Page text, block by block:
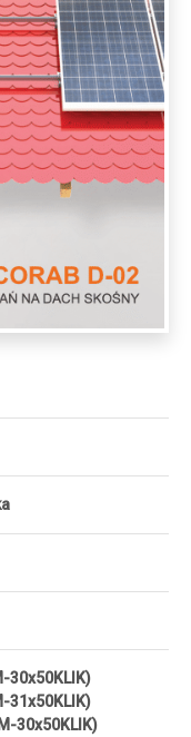
30x50KLIK)
31x50KLIK)
30x50KLIK)